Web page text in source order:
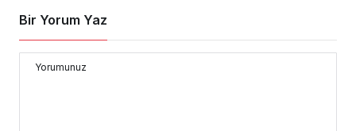
Bir Yorum Yaz
Yorumunuz